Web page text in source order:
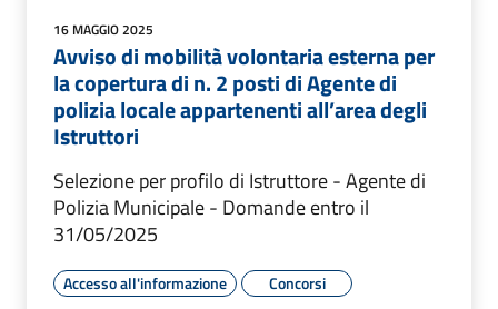
16 MAGGIO 2025
Avviso di mobilità volontaria esterna per
la copertura di n. 2 posti di Agente di
polizia locale appartenenti all’area degli
Istruttori
Selezione per profilo di Istruttore - Agente di
Polizia Municipale - Domande entro il
31/05/2025
Accesso all'informazione
Concorsi